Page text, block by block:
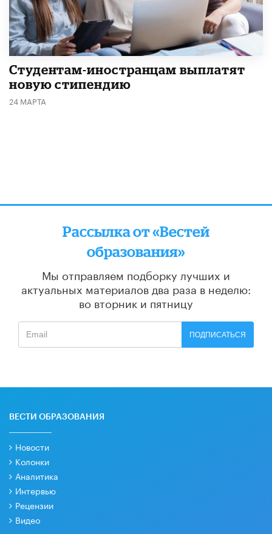
Студентам-иностранцам выплатят
новую стипендию
24 МАРТА
Рассылка от «Вестей
образования»
Мы отправляем подборку лучших и
актуальных материалов два раза в неделю:
во вторник и пятницу
ПОДПИСАТЬСЯ
ВЕСТИ ОБРАЗОВАНИЯ
Новости
Колонки
Аналитика
Интервью
Рецензии
Видео